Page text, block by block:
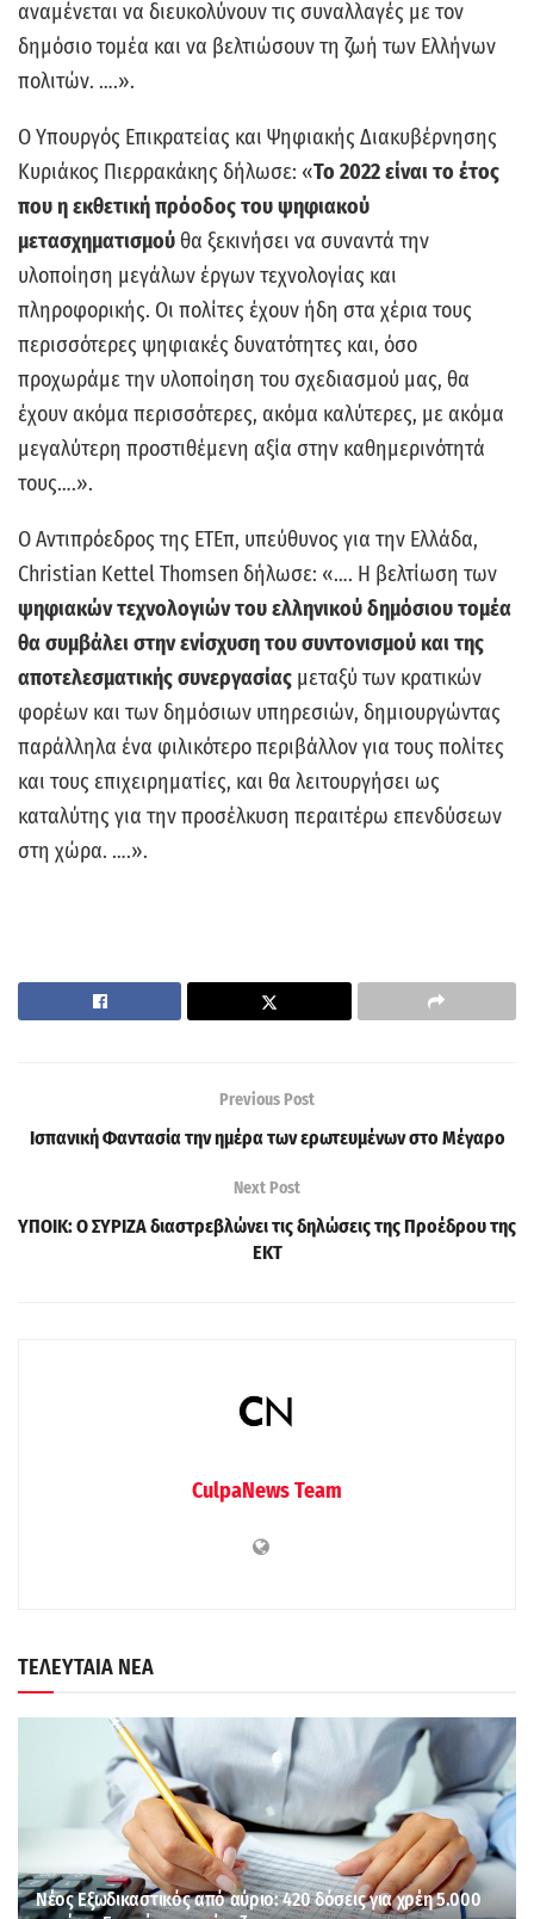
αναμένεται να διευκολύνουν τις συναλλαγές με τον
δημόσιο τομέα και να βελτιώσουν τη ζωή των Ελλήνων
πολιτών. ….».
Ο Υπουργός Επικρατείας και Ψηφιακής Διακυβέρνησης
Κυριάκος Πιερρακάκης δήλωσε: «Το 2022 είναι το έτος
που η εκθετική πρόοδος του ψηφιακού
μετασχηματισμού θα ξεκινήσει να συναντά την
υλοποίηση μεγάλων έργων τεχνολογίας και
πληροφορικής. Οι πολίτες έχουν ήδη στα χέρια τους
περισσότερες ψηφιακές δυνατότητες και, όσο
προχωράμε την υλοποίηση του σχεδιασμού μας, θα
έχουν ακόμα περισσότερες, ακόμα καλύτερες, με ακόμα
μεγαλύτερη προστιθέμενη αξία στην καθημερινότητά
τους….».
Ο Αντιπρόεδρος της ΕΤΕπ, υπεύθυνος για την Ελλάδα,
Christian Kettel Thomsen δήλωσε: «…. Η βελτίωση των
ψηφιακών τεχνολογιών του ελληνικού δημόσιου τομέα
θα συμβάλει στην ενίσχυση του συντονισμού και της
αποτελεσματικής συνεργασίας μεταξύ των κρατικών
φορέων και των δημόσιων υπηρεσιών, δημιουργώντας
παράλληλα ένα φιλικότερο περιβάλλον για τους πολίτες
και τους επιχειρηματίες, και θα λειτουργήσει ως
καταλύτης για την προσέλκυση περαιτέρω επενδύσεων
στη χώρα. ….».
Previous Post
Ισπανική Φαντασία την ημέρα των ερωτευμένων στο Μέγαρο
Next Post
ΥΠΟΙΚ: Ο ΣΥΡΙΖΑ διαστρεβλώνει τις δηλώσεις της Προέδρου της
ΕΚΤ
CulpaNews Team
ΤΕΛΕΥΤΑΙΑ ΝΕΑ
Νέος Εξωδικαστικός από αύριο: 420 δόσεις για χρέη 5.000